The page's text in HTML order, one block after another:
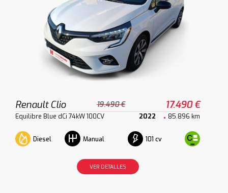
Renault Clio 19.490 € 17.490 €
Equilibre Blue dCi 74kW 100CV 2022 85.896 km
Diesel Manual 101 cv
VER DETALLES